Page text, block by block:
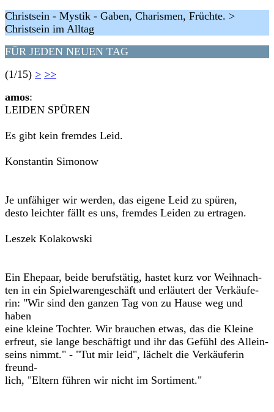
Christsein - Mystik - Gaben, Charismen, Früchte. >
Christsein im Alltag
FÜR JEDEN NEUEN TAG
(1/15) > >>
amos:
LEIDEN SPÜREN
Es gibt kein fremdes Leid.
Konstantin Simonow
Je unfähiger wir werden, das eigene Leid zu spüren,
desto leichter fällt es uns, fremdes Leiden zu ertragen.
Leszek Kolakowski
Ein Ehepaar, beide berufstätig, hastet kurz vor Weihnach-
ten in ein Spielwarengeschäft und erläutert der Verkäufe-
rin: "Wir sind den ganzen Tag von zu Hause weg und
haben
eine kleine Tochter. Wir brauchen etwas, das die Kleine
erfreut, sie lange beschäftigt und ihr das Gefühl des Allein-
seins nimmt." - "Tut mir leid", lächelt die Verkäuferin
freund-
lich, "Eltern führen wir nicht im Sortiment."